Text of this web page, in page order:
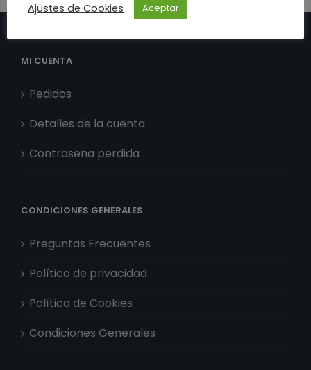
MI CUENTA
Pedidos
Detalles de la cuenta
Contraseña perdida
CONDICIONES GENERALES
Preguntas Frecuentes
Política de privacidad
Política de Cookies
Condiciones Generales
Ajustes de Cookies
Aceptar